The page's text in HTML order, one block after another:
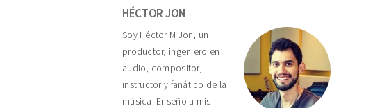
Sidebar
HÉCTOR JON
Soy Héctor M Jon, un
productor, ingeniero en
audio, compositor,
instructor y fanático de la
música. Enseño a mis